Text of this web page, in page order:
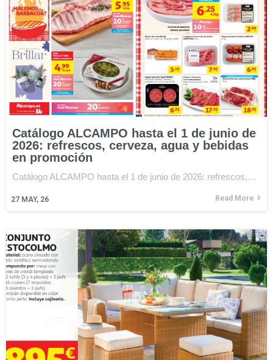
Catálogo ALCAMPO hasta el 1 de junio de
2026: refrescos, cerveza, agua y bebidas
en promoción
27 MAY, 26
Catálogo ALCAMPO hasta el 1 de junio de 2026: refrescos,…
Read More